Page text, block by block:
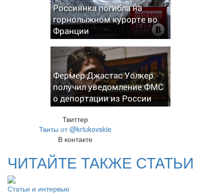
Россиянка погибла на
горнолыжном курорте во
Франции
Фермер Джастас Уолкер
получил уведомление ФМС
о депортации из России
Твиттер
Твиты от @kriukovskie
В контакте
ЧИТАЙТЕ ТАКЖЕ СТАТЬИ
Статьи и интервью